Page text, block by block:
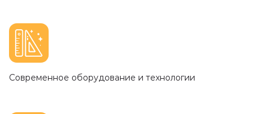
Современное оборудование и технологии